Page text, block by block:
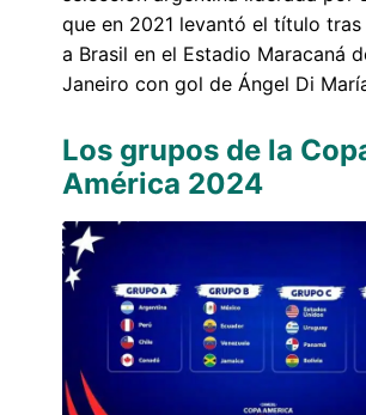
que en 2021 levantó el título tras
a Brasil en el Estadio Maracaná
Janeiro con gol de Ángel Di
Los grupos de la
América 2024